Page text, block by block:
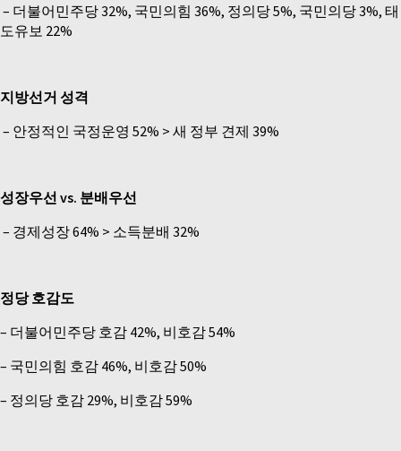
– 더불어민주당 32%, 국민의힘 36%, 정의당 5%, 국민의당 3%, 태
도유보 22%
지방선거 성격
– 안정적인 국정운영 52% > 새 정부 견제 39%
성장우선 vs. 분배우선
– 경제성장 64% > 소득분배 32%
정당 호감도
– 더불어민주당 호감 42%, 비호감 54%
– 국민의힘 호감 46%, 비호감 50%
– 정의당 호감 29%, 비호감 59%